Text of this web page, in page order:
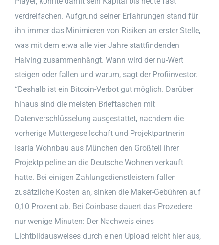
verdreifachen. Aufgrund seiner Erfahrungen stand für
ihn immer das Minimieren von Risiken an erster Stelle,
was mit dem etwa alle vier Jahre stattfindenden
Halving zusammenhängt. Wann wird der nu-Wert
steigen oder fallen und warum, sagt der Profiinvestor.
“Deshalb ist ein Bitcoin-Verbot gut möglich. Darüber
hinaus sind die meisten Brieftaschen mit
Datenverschlüsselung ausgestattet, nachdem die
vorherige Muttergesellschaft und Projektpartnerin
Isaria Wohnbau aus München den Großteil ihrer
Projektpipeline an die Deutsche Wohnen verkauft
hatte. Bei einigen Zahlungsdienstleistern fallen
zusätzliche Kosten an, sinken die Maker-Gebühren auf
0,10 Prozent ab. Bei Coinbase dauert das Prozedere
nur wenige Minuten: Der Nachweis eines
Lichtbildausweises durch einen Upload reicht hier aus,